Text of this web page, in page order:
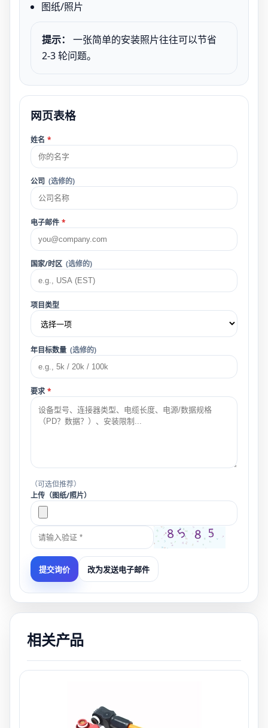
图纸/照片
提示：
一张简单的安装照片往往可以节省
2-3 轮问题。
网页表格
姓名 *
公司 (选修的)
电子邮件 *
国家/时区 (选修的)
项目类型
年目标数量 (选修的)
要求 *
（可选但推荐）
上传（图纸/照片）
提交询价 改为发送电子邮件
相关产品